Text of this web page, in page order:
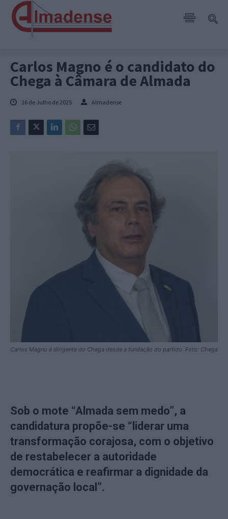
Carlos Magno é o candidato do
Chega à Câmara de Almada
16 de Julho de 2025 Almadense
Carlos Magno é dirigente do Chega desde a fundação do partido. Foto: Chega
Sob o mote “Almada sem medo”, a
candidatura propõe-se “liderar uma
transformação corajosa, com o objetivo
de restabelecer a autoridade
democrática e reafirmar a dignidade da
governação local”.